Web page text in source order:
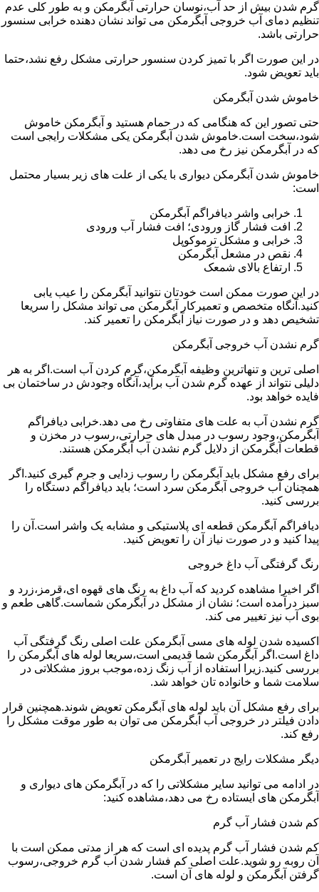
گرم شدن بیش از حد آب،نوسان حرارتی آبگرمکن و به طور کلی عدم
تنظیم دمای آب خروجی آبگرمکن می تواند نشان دهنده خرابی سنسور
حرارتی باشد.
در این صورت اگر با تمیز کردن سنسور حرارتی مشکل رفع نشد،حتما
باید تعویض شود.
خاموش شدن آبگرمکن
حتی تصور این که هنگامی که در حمام هستید و آبگرمکن خاموش
شود،سخت است.خاموش شدن آبگرمکن یکی مشکلات رایجی است
که در آبگرمکن نیز رخ می دهد.
خاموش شدن آبگرمکن دیواری با یکی از علت های زیر بسیار محتمل
است:
خرابی واشر دیافراگم آبگرمکن
افت فشار گاز ورودی؛ افت فشار آب ورودی
خرابی و مشکل ترموکوپل
نقص در مشعل آبگرمکن
ارتفاع بالای شمعک
در این صورت ممکن است خودتان نتوانید آبگرمکن را عیب یابی
کنید.آنگاه متخصص و تعمیرکار آبگرمکن می تواند مشکل را سریعا
تشخیص دهد و در صورت نیاز آبگرمکن را تعمیر کند.
گرم نشدن آب خروجی آبگرمکن
اصلی ترین و تنهاترین وظیفه آبگرمکن،گرم کردن آب است.اگر به هر
دلیلی نتواند از عهده گرم شدن آب برآید،آنگاه وجودش در ساختمان بی
فایده خواهد بود.
گرم نشدن آب به علت های متفاوتی رخ می دهد.خرابی دیافراگم
آبگرمکن،وجود رسوب در مبدل های حرارتی،رسوب در مخزن و
قطعات آبگرمکن از دلایل گرم نشدن آب آبگرمکن هستند.
برای رفع مشکل باید آبگرمکن را رسوب زدایی و جرم گیری کنید.اگر
همچنان آب خروجی آبگرمکن سرد است؛ باید دیافراگم دستگاه را
بررسی کنید.
دیافراگم آبگرمکن قطعه ای پلاستیکی و مشابه یک واشر است.آن را
پیدا کنید و در صورت نیاز آن را تعویض کنید.
رنگ گرفتگی آب داغ خروجی
اگر اخیرا مشاهده کردید که آب داغ به رنگ های قهوه ای،قرمز،زرد و
سبز درآمده است؛ نشان از مشکل در آبگرمکن شماست.گاهی طعم و
بوی آب نیز تغییر می کند.
اکسیده شدن لوله های مسی آبگرمکن علت اصلی رنگ گرفتگی آب
داغ است.اگر آبگرمکن شما قدیمی است،سریعا لوله های آبگرمکن را
بررسی کنید.زیرا استفاده از آب زنگ زده،موجب بروز مشکلاتی در
سلامت شما و خانواده تان خواهد شد.
برای رفع مشکل آن باید لوله های آبگرمکن تعویض شوند.همچنین قرار
دادن فیلتر در خروجی آب آبگرمکن می توان به طور موقت مشکل را
رفع کند.
دیگر مشکلات رایج در تعمیر آبگرمکن
در ادامه می توانید سایر مشکلاتی را که در آبگرمکن های دیواری و
آبگرمکن های ایستاده رخ می دهد،مشاهده کنید:
کم شدن فشار آب گرم
کم شدن فشار آب گرم پدیده ای است که هر از مدتی ممکن است با
آن روبه رو شوید.علت اصلی کم فشار شدن آب گرم خروجی،رسوب
گرفتن آبگرمکن و لوله های آن است.